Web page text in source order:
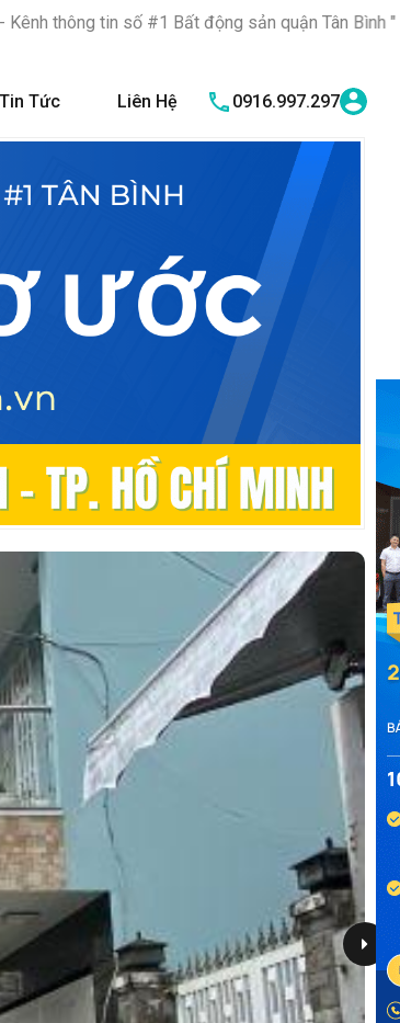
#1 Bất động sản quận Tân Bình "Nơi bạn tìm
Tin Tức Liên Hệ 0916.997.297